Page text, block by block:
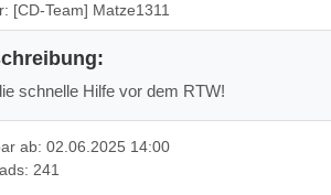
[CD-Team] Matze1311
schnelle Hilfe vor dem RTW!
ab: 02.06.2025 14:00
241